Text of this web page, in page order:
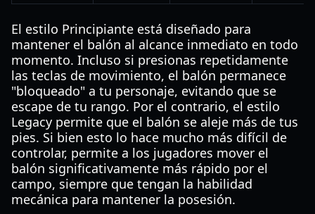
El estilo Principiante está diseñado para
mantener el balón al alcance inmediato en todo
momento. Incluso si presionas repetidamente
las teclas de movimiento, el balón permanece
"bloqueado" a tu personaje, evitando que se
escape de tu rango. Por el contrario, el estilo
Legacy permite que el balón se aleje más de tus
pies. Si bien esto lo hace mucho más difícil de
controlar, permite a los jugadores mover el
balón significativamente más rápido por el
campo, siempre que tengan la habilidad
mecánica para mantener la posesión.